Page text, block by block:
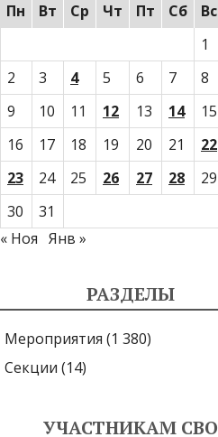
Пн
Вт Ср Чт Пт Сб
Вс
1
2
3 4 5 6 7
8
9
10 11 12 13 14
15
16
17 18 19 20 21
22
23
24 25 26 27 28
29
30
31
« Ноя Янв »
РАЗДЕЛЫ
Мероприятия (1 380)
Секции (14)
УЧАСТНИКАМ СВО